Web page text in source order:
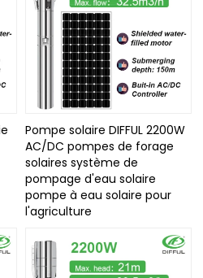
Pompe solaire DIFFUL 2200W
AC/DC pompes de forage
solaires système de
pompage d'eau solaire
pompe à eau solaire pour
l'agriculture